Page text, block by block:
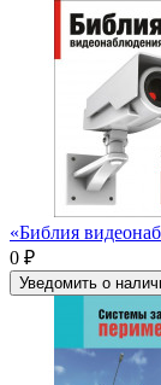
«Библия
0 ₽
Уведомить о